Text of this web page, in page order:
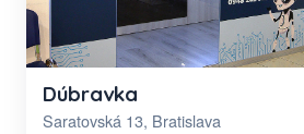
Dúbravka
Saratovská 13, Bratislava